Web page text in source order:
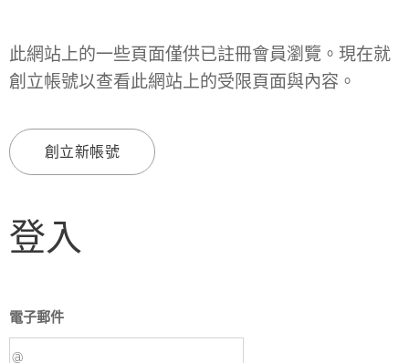
此網站上的一些頁面僅供已註冊會員瀏覽。現在就
創立帳號以查看此網站上的受限頁面與內容。
創立新帳號
登入
電子郵件